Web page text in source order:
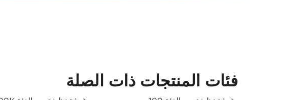
فئات المنتجات ذات الصلة